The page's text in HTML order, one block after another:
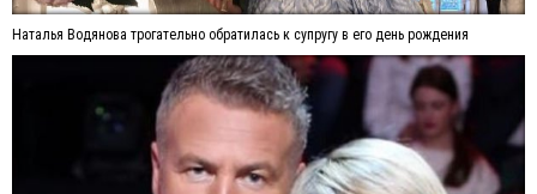
Наталья Водянова трогательно обратилась к супругу в его день рождения